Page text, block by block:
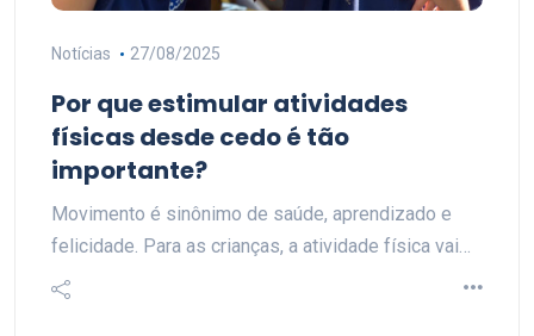
Notícias 27/08/2025
Por que estimular atividades
físicas desde cedo é tão
importante?
Movimento é sinônimo de saúde, aprendizado e
felicidade. Para as crianças, a atividade física vai…